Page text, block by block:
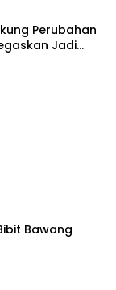
Perubahan
Jadi
dan
Bawang